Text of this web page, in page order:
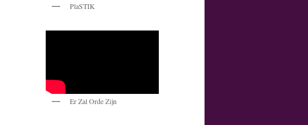
PlaSTIK
Er Zal Orde Zijn